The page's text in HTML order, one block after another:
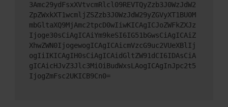
3Amc29ydFsxXVtvcmRlcl09REVTQyZzb3J0WzJdW2
ZpZWxkXT1wcmljZSZzb3J0WzJdW29yZGVyXT1BU0M
mbGltaXQ9MjAmc2tpcD0wIiwKICAgICJoZWFkZXJz
Ijoge30sCiAgICAiYm9keSI6IG51bGwsCiAgICAiZ
XhwZWN0IjogewogICAgICAicmVzcG9uc2VUeXBlIj
ogIiIKICAgIH0sCiAgICAidGltZW91dCI6IDAsCiA
gICAicHJvZ3Jlc3MiOiBudWxsLAogICAgInJpc2t5
IjogZmFsc2UKICB9Cn0=